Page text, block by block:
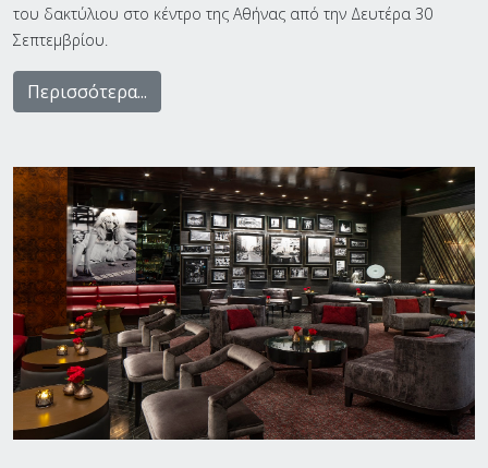
του δακτύλιου στο κέντρο της Αθήνας από την Δευτέρα 30
Σεπτεμβρίου.
Περισσότερα...